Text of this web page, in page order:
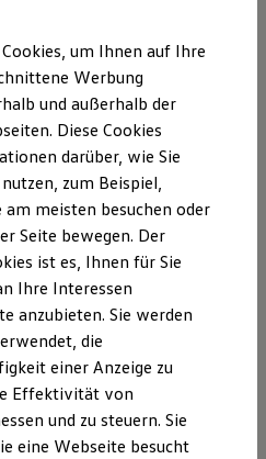
finden
6
und Updates
zu Ihrem ID.
R Experience
HRB 100774
09363
D-MCY9-
464
(VSBG)
einem
vor einer
weder bereit noch dazu
um Ihnen auf Ihre
Werbung
und außerhalb der
Diese Cookies
darüber, wie Sie
zum Beispiel,
am meisten besuchen oder
Seite bewegen. Der
ist es, Ihnen für Sie
Ihre Interessen
anzubieten. Sie werden
die
einer Anzeige zu
Effektivität von
und zu steuern. Sie
eine Webseite besucht